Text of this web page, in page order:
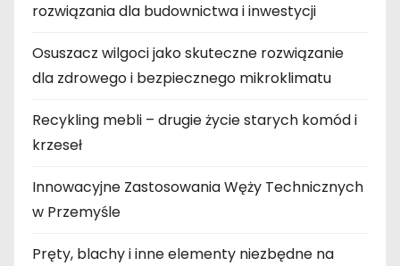
rozwiązania dla budownictwa i inwestycji
Osuszacz wilgoci jako skuteczne rozwiązanie
dla zdrowego i bezpiecznego mikroklimatu
Recykling mebli – drugie życie starych komód i
krzeseł
Innowacyjne Zastosowania Węży Technicznych
w Przemyśle
Pręty, blachy i inne elementy niezbędne na